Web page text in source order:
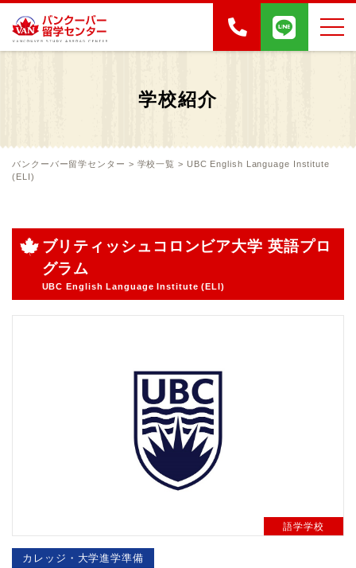
学校紹介
バンクーバー留学センター > 学校一覧 > UBC English Language Institute
(ELI)
ブリティッシュコロンビア大学 英語プロ
グラム
UBC English Language Institute (ELI)
語学学校
カレッジ・大学進学準備